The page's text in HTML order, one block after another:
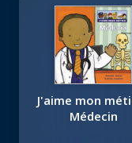
J'aime mon
Médecin